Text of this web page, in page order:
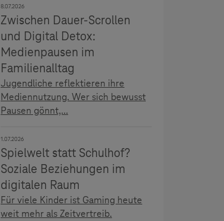
8.07.2026
Zwischen Dauer-Scrollen
und Digital Detox:
Medienpausen im
Familienalltag
Jugendliche reflektieren ihre
Mediennutzung. Wer sich bewusst
Pausen gönnt,...
1.07.2026
Spielwelt statt Schulhof?
Soziale Beziehungen im
digitalen Raum
Für viele Kinder ist Gaming heute
weit mehr als Zeitvertreib.